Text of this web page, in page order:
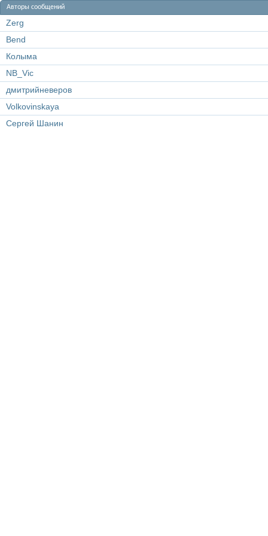
Авторы сообщений
Zerg
Bend
Колыма
NB_Vic
дмитрийневеров
Volkovinskaya
Сергей Шанин